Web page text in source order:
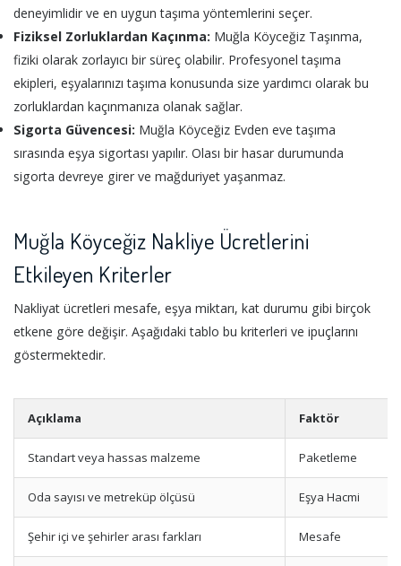
deneyimlidir ve en uygun taşıma yöntemlerini seçer.
Fiziksel Zorluklardan Kaçınma: Muğla Köyceğiz Taşınma,
fiziki olarak zorlayıcı bir süreç olabilir. Profesyonel taşıma
ekipleri, eşyalarınızı taşıma konusunda size yardımcı olarak bu
zorluklardan kaçınmanıza olanak sağlar.
Sigorta Güvencesi: Muğla Köyceğiz Evden eve taşıma
sırasında eşya sigortası yapılır. Olası bir hasar durumunda
sigorta devreye girer ve mağduriyet yaşanmaz.
Muğla Köyceğiz Nakliye Ücretlerini
Etkileyen Kriterler
Nakliyat ücretleri mesafe, eşya miktarı, kat durumu gibi birçok
etkene göre değişir. Aşağıdaki tablo bu kriterleri ve ipuçlarını
göstermektedir.
Açıklama Faktör
Standart veya hassas malzeme Paketleme
Oda sayısı ve metreküp ölçüsü Eşya Hacmi
Şehir içi ve şehirler arası farkları Mesafe